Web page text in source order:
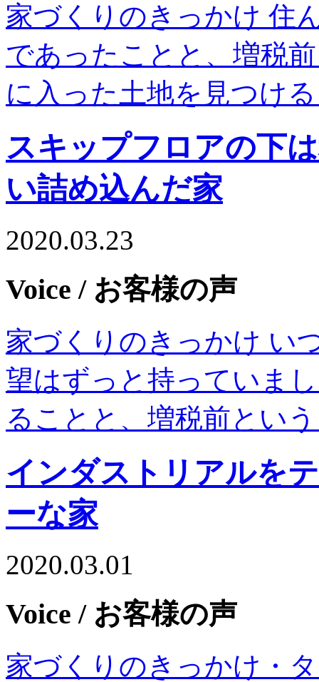
家づくりのきっかけ 住
であったことと、増税
に入った土地を見つけ
スキップフロアの下
い詰め込んだ家
2020.03.23
Voice / お客様の声
家づくりのきっかけ い
望はずっと持っていま
ることと、増税前とい
インダストリアルを
ーな家
2020.03.01
Voice / お客様の声
家づくりのきっかけ・